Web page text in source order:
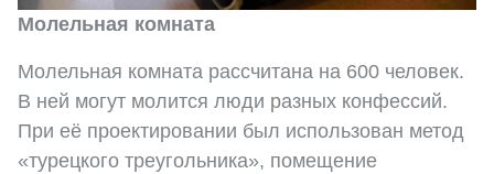
Молельная комната
Молельная комната рассчитана на 600 человек.
В ней могут молится люди разных конфессий.
При её проектировании был использован метод
«турецкого треугольника», помещение